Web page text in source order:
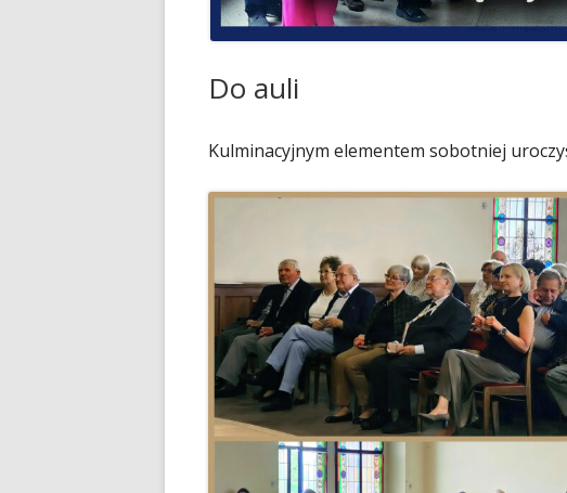
Do auli
Kulminacyjnym elementem sobotniej